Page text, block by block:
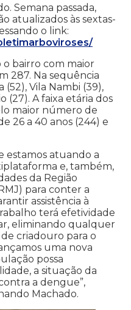
Semana passada,
atualizados às sextas-
o link:
bairro com maior
287. Na sequência
(52), Vila Nambi (39),
(27). A faixa etária dos
maior número de
26 a 40 anos (244) e
estamos atuando a
e, também,
da Região
para conter a
assistência à
terá efetividade
eliminando qualquer
criadouro para o
uma nova
possa
a situação da
a dengue”,
Machado.